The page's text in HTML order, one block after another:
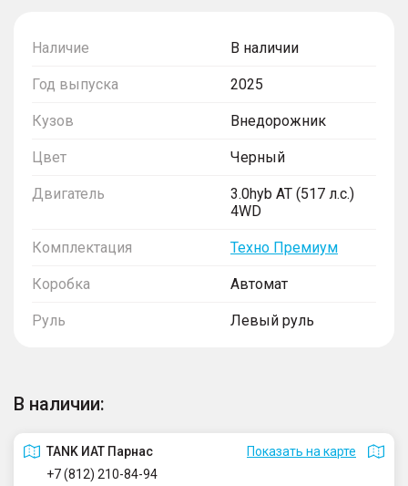
Наличие В наличии
Год выпуска 2025
Кузов Внедорожник
Цвет Черный
Двигатель
3.0hyb AT (517 л.с.)
4WD
Комплектация Техно Премиум
Коробка Автомат
Руль Левый руль
В наличии:
TANK ИАТ Парнас
Показать на карте
+7 (812) 210-84-94